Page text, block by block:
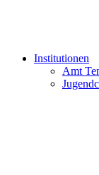
Institutionen
Amt